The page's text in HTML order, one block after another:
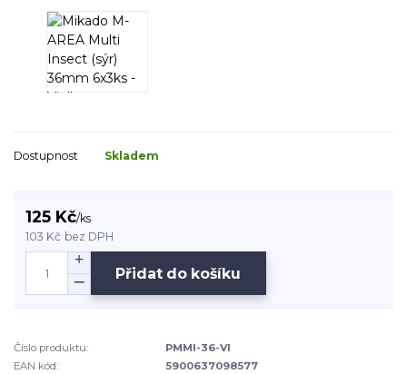
Dostupnost Skladem
125 Kč/ks
103 Kč bez DPH
Přidat do košíku
Číslo produktu:
PMMI-36-VI
EAN kód:
5900637098577